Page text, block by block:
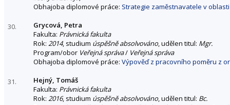
Obhajoba diplomové práce: Strategie zaměstnavatele v
30.
Grycová, Petra
Fakulta: Právnická fakulta
Rok: 2014, studium úspěšně absolvováno, udělen titul: Mgr.
Program/obor Veřejná správa/ Veřejná správa
Obhajoba diplomové práce: Výpověď z pracovního poměru z
31.
Hejný, Tomáš
Fakulta: Právnická fakulta
Rok: 2016, studium úspěšně absolvováno, udělen titul: Bc.